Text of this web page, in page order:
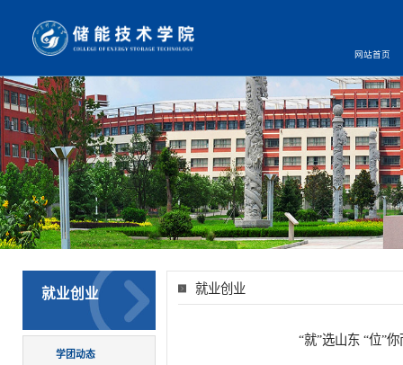
网站首页
就业创业
学团动态
就业创业
“就”选山东 “位”